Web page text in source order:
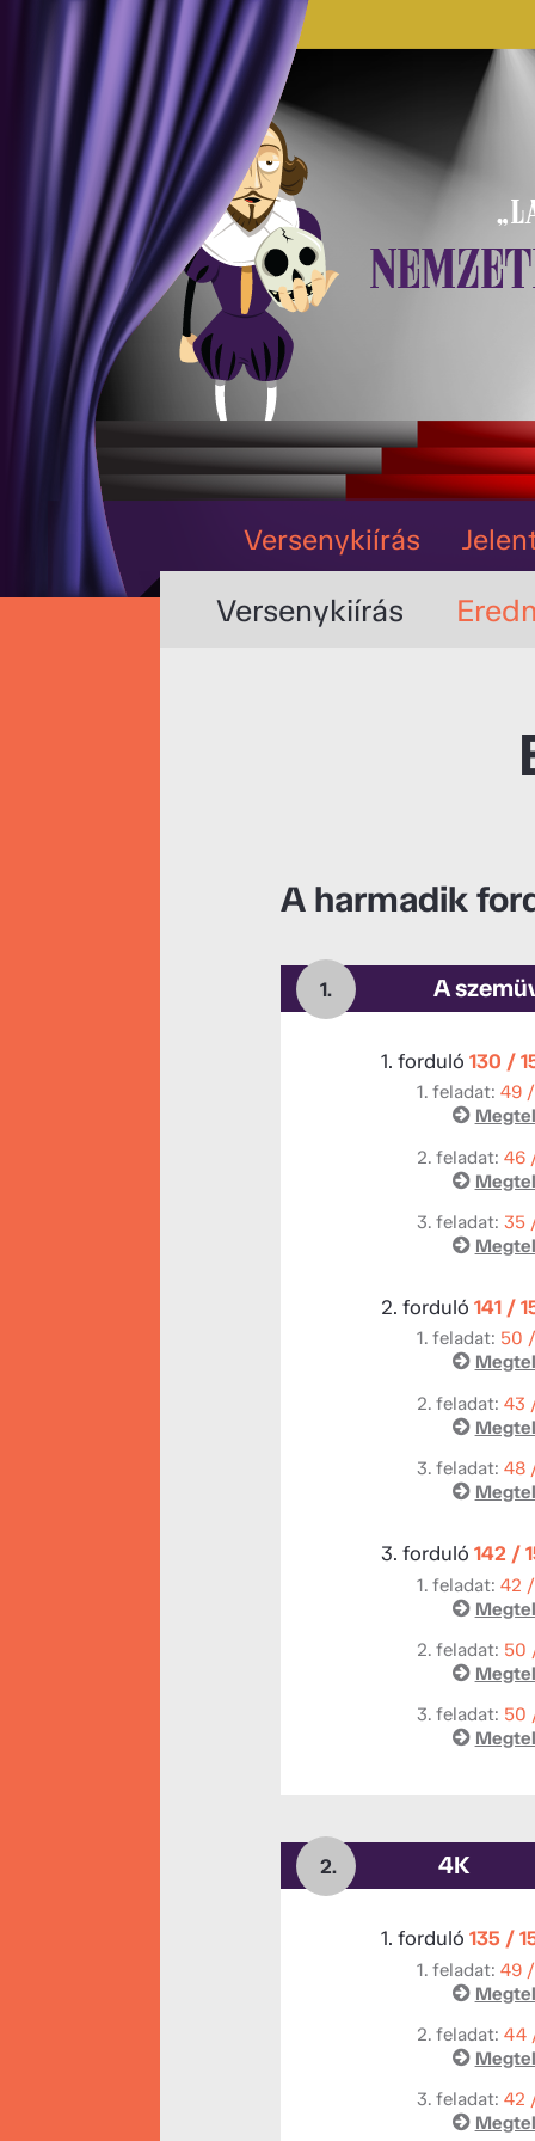
Versenykiírás
Versenykiírás
A harmadik
1. A
1. forduló 130 /
1. feladat: 49
2. feladat: 46
3. feladat: 35
2. forduló 141 /
1. feladat: 50
2. feladat: 43
3. feladat: 48
3. forduló 142 /
1. feladat: 42
2. feladat: 50
3. feladat: 50
2. 4K
1. forduló 135 /
1. feladat: 49
2. feladat: 44
3. feladat: 42